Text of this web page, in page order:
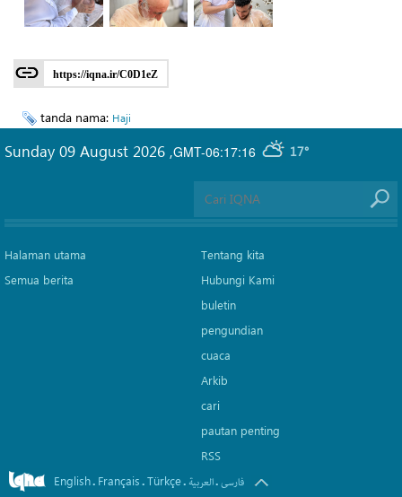
https://iqna.ir/C0D1eZ
tanda nama: Haji
GMT-06:17:16 17°
Sunday 09 August 2026 ,
Halaman utama
Semua berita
Tentang kita
Hubungi Kami
buletin
pengundian
cuaca
Arkib
cari
pautan penting
RSS
English. Français.Türkçe. العربیة.فارسی